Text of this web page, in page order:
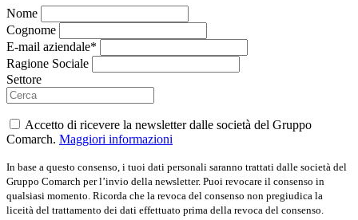
Nome
Cognome
E-mail aziendale*
Ragione Sociale
Settore
Accetto di ricevere la newsletter dalle società del Gruppo
Comarch. Maggiori informazioni
In base a questo consenso, i tuoi dati personali saranno trattati dalle società del
Gruppo Comarch per l’invio della newsletter. Puoi revocare il consenso in
qualsiasi momento. Ricorda che la revoca del consenso non pregiudica la
liceità del trattamento dei dati effettuato prima della revoca del consenso.